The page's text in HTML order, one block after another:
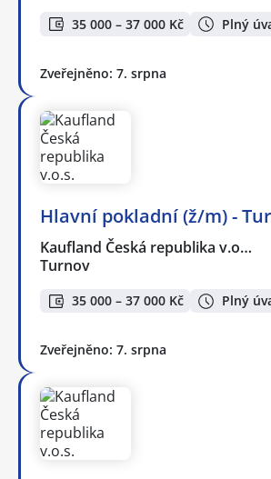
35 000 – 37 000 Kč Plný
Zveřejněno: 7. srpna
Hlavní pokladní (ž/m) -
Kaufland Česká republika v.o…
Turnov
35 000 – 37 000 Kč Plný
Zveřejněno: 7. srpna